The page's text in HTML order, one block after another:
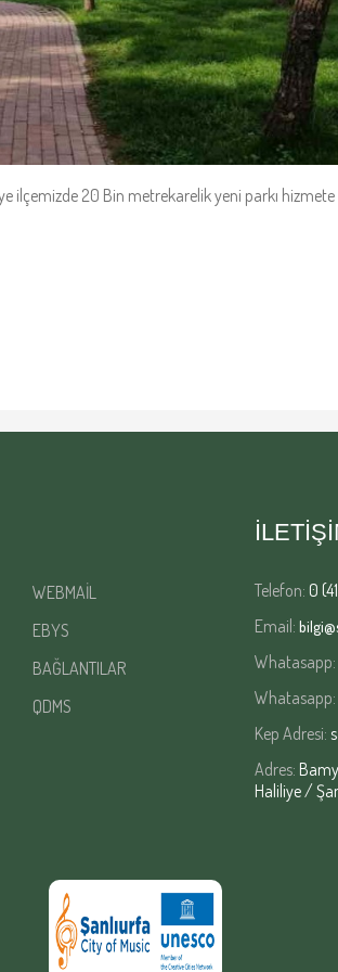
ilçemizde 20 Bin metrekarelik yeni parkı hizmete
WEBMAİL
EBYS
BAĞLANTILAR
QDMS
Telefon: 0
Email:
Whatasapp:
Whatasapp:
Kep Adresi:
Adres:
Haliliye /